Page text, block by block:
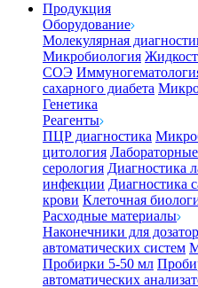
Продукция
Оборудование
Молекулярная
Микробиология
СОЭ
сахарного диабета
Генетика
Реагенты
ПЦР диагностика
цитология
серология Диагностика
инфекции Диагностика
крови Клеточная
Расходные материалы
Наконечники для
автоматических систем
Пробирки 5-50 мл
автоматических